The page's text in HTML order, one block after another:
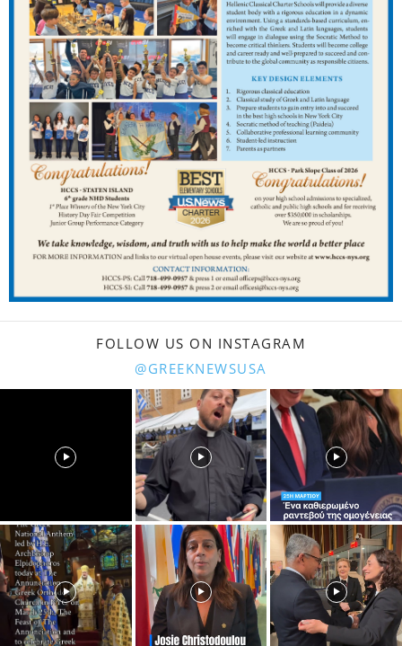
FOLLOW US ON INSTAGRAM
@GREEKNEWSUSA